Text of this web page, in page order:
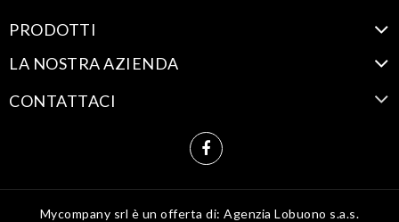
PRODOTTI
LA NOSTRA AZIENDA
CONTATTACI
Mycompany srl è un offerta di: Agenzia Lobuono s.a.s.